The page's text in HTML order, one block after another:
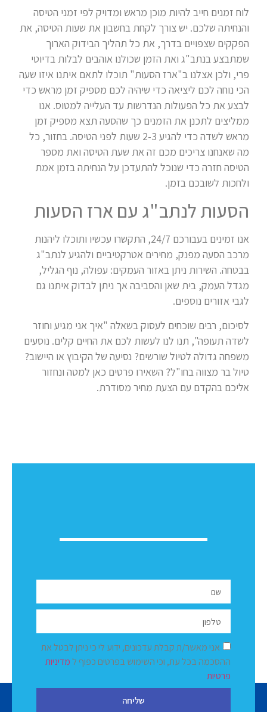
לוח זמנים חייב להיות מוכן מראש ומדויק לפי זמני הטיסה
והנחיתה שלכם. יש צורך לקחת בחשבון את שעות הטיסה, את
הפקקים שצפויים בדרך, את כל תהליך הבידוק הארוך
שמתבצע בנתב"ג ואת הזמן שכולנו אוהבים לבלות בדיוטי
פרי, ולכן אצלנו ב"ארז הסעות" תוכלו לתאם איתנו איזו שעה
הכי נוחה לכם ליציאה כדי שיהיה לכם מספיק זמן מראש כדי
לבצע את כל הפעולות הנדרשות עד העלייה למטוס. אנו
ממליצים לתכנן את הזמנים כך שהסעה תצא מספיק זמן
מראש לשדה כדי להגיע 2-3 שעות לפני הטיסה. בחזור, כל
מה שאנחנו צריכים מכם זה את שעת הטיסה ואת מספר
הטיסה חזרה כדי שנוכל להתעדכן על הנחיתה בזמן אמת
ולחכות לשובכם בזמן.
הסעות לנתב"ג עם ארז הסעות
אנו זמינים בעבורכם 24/7, התקשרו עכשיו ותוכלו ליהנות
מרכב הסעה מפנק, מחירים אטרקטיביים ולהגיע לנתב"ג
בבטחה. השירות ניתן באזור העמקים: עפולה, נוף הגליל,
מגדל העמק, בית שאן והסביבה אך ניתן לבדוק איתנו גם
לגבי אזורים נוספים.
לסיכום, רבים שוכחים לעסוק בשאלה "איך אני מגיע וחוזר
לשדה תעופה", תנו לנו לעשות לכם את החיים קלים. נוסעים
משפחה גדולה לטיול שורשים? נסיעה של הקיבוץ או היישוב?
טיול בר מצווה בחו"ל? השאירו פרטים כאן למטה ונחזור
אליכם בהקדם עם הצעת מחיר מסודרת.
אני מאשר/ת קבלת עדכונים, ידוע לי כי ניתן לבטל את
ההסכמה בכל עת, וכי השימוש בפרטים כפוף למדיניות
פרטיות
שליחה